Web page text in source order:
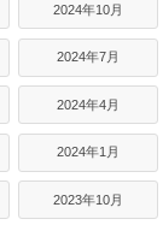
2024年10月
2024年7月
2024年4月
2024年1月
2023年10月